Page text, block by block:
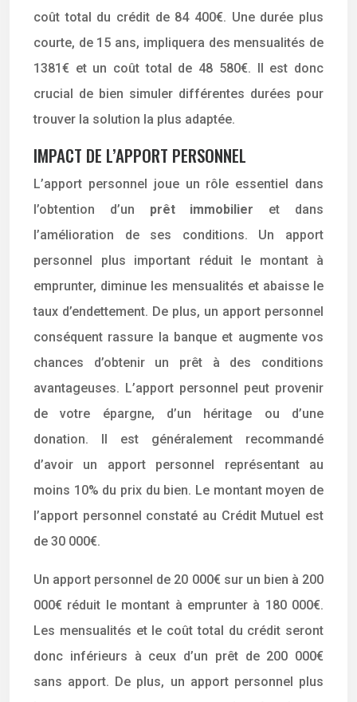
coût total du crédit de 84 400€. Une durée plus
courte, de 15 ans, impliquera des mensualités de
1381€ et un coût total de 48 580€. Il est donc
crucial de bien simuler différentes durées pour
trouver la solution la plus adaptée.
IMPACT DE L’APPORT PERSONNEL
L’apport personnel joue un rôle essentiel dans
l’obtention d’un prêt immobilier et dans
l’amélioration de ses conditions. Un apport
personnel plus important réduit le montant à
emprunter, diminue les mensualités et abaisse le
taux d’endettement. De plus, un apport personnel
conséquent rassure la banque et augmente vos
chances d’obtenir un prêt à des conditions
avantageuses. L’apport personnel peut provenir
de votre épargne, d’un héritage ou d’une
donation. Il est généralement recommandé
d’avoir un apport personnel représentant au
moins 10% du prix du bien. Le montant moyen de
l’apport personnel constaté au Crédit Mutuel est
de 30 000€.
Un apport personnel de 20 000€ sur un bien à 200
000€ réduit le montant à emprunter à 180 000€.
Les mensualités et le coût total du crédit seront
donc inférieurs à ceux d’un prêt de 200 000€
sans apport. De plus, un apport personnel plus